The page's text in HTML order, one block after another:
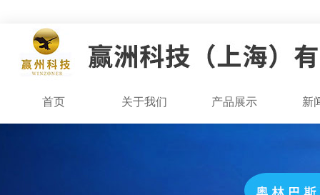
首页 关于我们 产品展示 新